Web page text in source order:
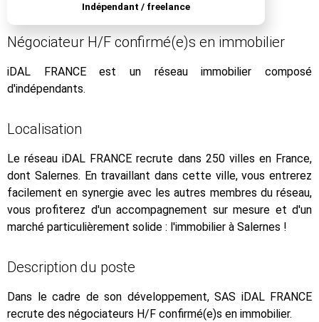
Indépendant / freelance
Négociateur H/F confirmé(e)s en immobilier
iDAL FRANCE est un réseau immobilier composé
d'indépendants.
Localisation
Le réseau iDAL FRANCE recrute dans 250 villes en France,
dont Salernes. En travaillant dans cette ville, vous entrerez
facilement en synergie avec les autres membres du réseau,
vous profiterez d'un accompagnement sur mesure et d'un
marché particulièrement solide : l'immobilier à Salernes !
Description du poste
Dans le cadre de son développement, SAS iDAL FRANCE
recrute des négociateurs H/F confirmé(e)s en immobilier.